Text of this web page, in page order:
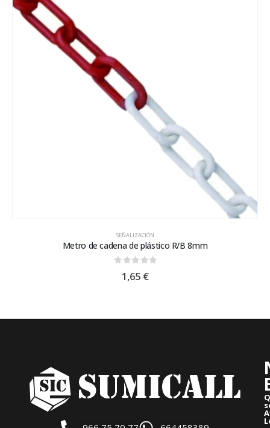
SEÑALIZACIÓN
Metro de cadena de plástico R/B 8mm
1,65 €